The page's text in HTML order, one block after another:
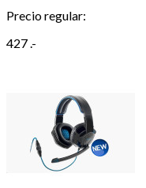
Precio regular:
427 .-